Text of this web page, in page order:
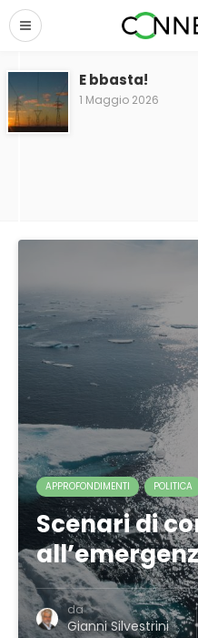
E bbasta!
1 Maggio 2026
APPROFONDIMENTI POLITICA
Scenari di
da
Gianni Silvestrini